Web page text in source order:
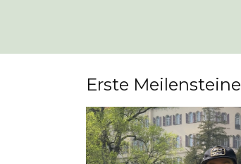
Erste Meilensteine